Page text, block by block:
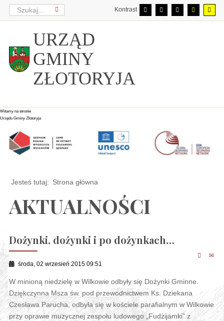
Kontrast
URZĄD
GMINY
ZŁOTORYJA
Witamy na stronie
Urzędu Gminy Złotoryja
Witamy na stronie
Urzędu Gminy Złotoryja
Witamy na stronie
Urzędu Gminy Złotoryja
Jesteś tutaj: Strona główna
AKTUALNOŚCI
Dożynki, dożynki i po dożynkach…
środa, 02 wrzesień 2015 09:51
W minioną niedzielę w Wilkowie odbyły się Dożynki Gminne.
Dziękczynna Msza św. pod przewodnictwem Ks. Dziekana
Czesława Parucha, odbyła się w kościele parafialnym w Wilkowie
przy oprawie muzycznej zespołu ludowego „Fudżijamki” z